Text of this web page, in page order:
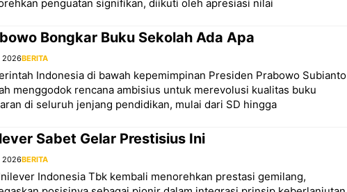
penguatan signifikan, diikuti oleh apresiasi nilai
Bongkar Buku Sekolah Ada Apa
2026BERITA
Indonesia di bawah kepemimpinan Presiden Prabowo Subianto
menggodok rencana ambisius untuk merevolusi kualitas buku
di seluruh jenjang pendidikan, mulai dari SD hingga
Sabet Gelar Prestisius Ini
2026BERITA
Indonesia Tbk kembali menorehkan prestasi gemilang,